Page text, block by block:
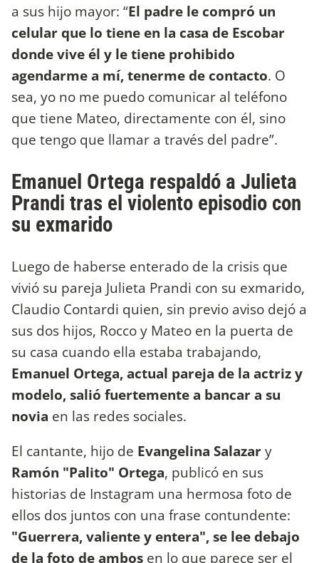
a sus hijo mayor: “El padre le compró un
celular que lo tiene en la casa de Escobar
donde vive él y le tiene prohibido
agendarme a mí, tenerme de contacto. O
sea, yo no me puedo comunicar al teléfono
que tiene Mateo, directamente con él, sino
que tengo que llamar a través del padre”.
Emanuel Ortega respaldó a Julieta
Prandi tras el violento episodio con
su exmarido
Luego de haberse enterado de la crisis que
vivió su pareja Julieta Prandi con su exmarido,
Claudio Contardi quien, sin previo aviso dejó a
sus dos hijos, Rocco y Mateo en la puerta de
su casa cuando ella estaba trabajando,
Emanuel Ortega, actual pareja de la actriz y
modelo, salió fuertemente a bancar a su
novia en las redes sociales.
El cantante, hijo de Evangelina Salazary
Ramón "Palito" Ortega, publicó en sus
historias de Instagram una hermosa foto de
ellos dos juntos con una frase contundente:
"Guerrera, valiente y entera", se lee debajo
de la foto de ambos en lo que parece ser el